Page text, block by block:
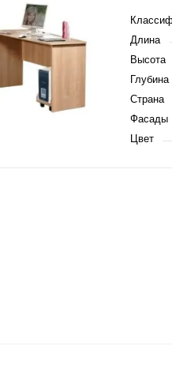
Длина
Высота
Глубина
Страна
Фасады
Цвет